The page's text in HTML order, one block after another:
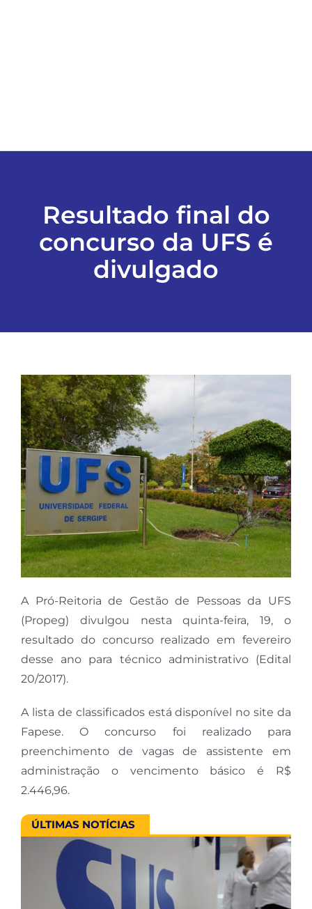
FALE CONOSCO
EDIÇÕES EM PDF
Resultado final do
concurso da UFS é
divulgado
A Pró-Reitoria de Gestão de Pessoas da UFS
(Propeg) divulgou nesta quinta-feira, 19, o
resultado do concurso realizado em fevereiro
desse ano para técnico administrativo (Edital
20/2017).
A lista de classificados está disponível no site da
Fapese. O concurso foi realizado para
preenchimento de vagas de assistente em
administração o vencimento básico é R$
2.446,96.
ÚLTIMAS NOTÍCIAS